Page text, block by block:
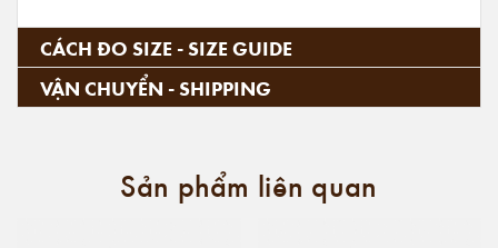
CÁCH ĐO SIZE - SIZE GUIDE
VẬN CHUYỂN - SHIPPING
Sản phẩm liên quan